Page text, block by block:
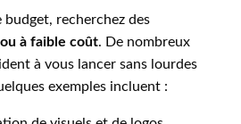
recherchez des
à faible coût. De nombreux
à vous lancer sans lourdes
exemples incluent :